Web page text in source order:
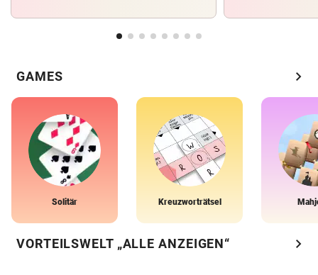
GAMES chevron_right
Solitär Kreuzworträtsel
VORTEILSWELT „ALLE ANZEIGEN“ chevron_right